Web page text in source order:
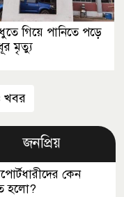
গিয়ে পানিতে পড়ে
মৃত্যু
খবর
জনপ্রিয়
কেন
হলো?